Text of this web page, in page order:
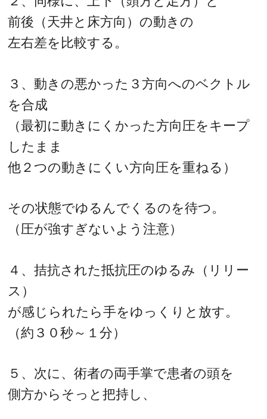
前後（天井と床方向）の動きの
左右差を比較する。
３、動きの悪かった３方向へのベクトル
を合成
（最初に動きにくかった方向圧をキープ
したまま
他２つの動きにくい方向圧を重ねる）
その状態でゆるんでくるのを待つ。
（圧が強すぎないよう注意）
４、拮抗された抵抗圧のゆるみ（リリー
ス）
が感じられたら手をゆっくりと放す。
（約３０秒～１分）
５、次に、術者の両手掌で患者の頭を
側方からそっと把持し、